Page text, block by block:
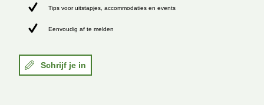
Tips voor uitstapjes, accommodaties en events
Eenvoudig af te melden
Schrijf je in